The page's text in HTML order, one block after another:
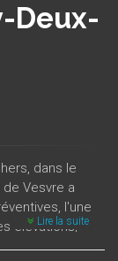
Deux-
dans le
Vesvre a
l'une
élévations,
sol, dont il est
Lire la suite